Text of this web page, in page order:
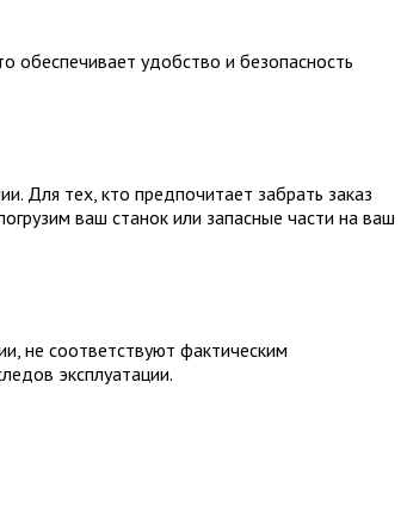
удобство и безопасность
Для тех, кто предпочитает забрать заказ
ваш станок или запасные части на ваш
не соответствуют фактическим
эксплуатации.